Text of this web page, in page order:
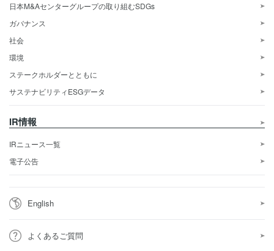
日本M&Aセンターグループの取り組むSDGs
ガバナンス
社会
環境
ステークホルダーとともに
サステナビリティESGデータ
IR情報
IRニュース一覧
電子公告
English
よくあるご質問